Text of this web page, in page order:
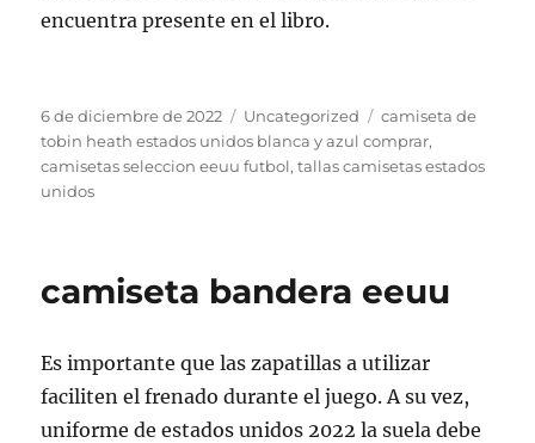
encuentra presente en el libro.
Publicado
el
6 de diciembre de 2022 Categorías
Uncategorized Etiquetas
camiseta de
tobin heath estados unidos blanca y azul comprar,
camisetas seleccion eeuu futbol,tallas camisetas estados
unidos
camiseta bandera eeuu
Es importante que las zapatillas a utilizar
faciliten el frenado durante el juego. A su vez,
uniforme de estados unidos 2022 la suela debe